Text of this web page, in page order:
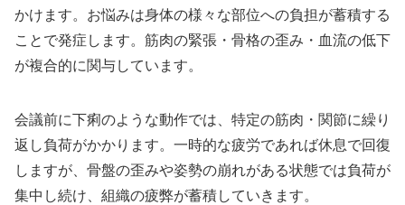
かけます。お悩みは身体の様々な部位への負担が蓄積する
ことで発症します。筋肉の緊張・骨格の歪み・血流の低下
が複合的に関与しています。
会議前に下痢のような動作では、特定の筋肉・関節に繰り
返し負荷がかかります。一時的な疲労であれば休息で回復
しますが、骨盤の歪みや姿勢の崩れがある状態では負荷が
集中し続け、組織の疲弊が蓄積していきます。